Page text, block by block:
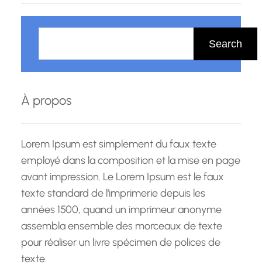
h
r
c
h
Search
À propos
Lorem Ipsum est simplement du faux texte
employé dans la composition et la mise en page
avant impression. Le Lorem Ipsum est le faux
texte standard de l'imprimerie depuis les
années 1500, quand un imprimeur anonyme
assembla ensemble des morceaux de texte
pour réaliser un livre spécimen de polices de
texte.